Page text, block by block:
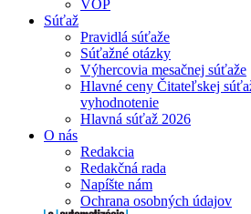
VOP
Súťaž
Pravidlá súťaže
Súťažné otázky
Výhercovia mesačnej súťaže
Hlavné ceny Čitateľskej
vyhodnotenie
Hlavná súťaž 2026
O nás
Redakcia
Redakčná rada
Napíšte nám
Ochrana osobných údajov